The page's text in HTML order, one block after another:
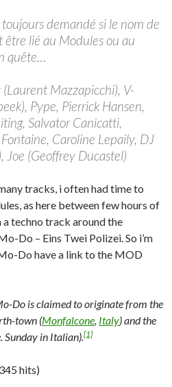
toujours demandé si le nom de
lié au Modules ou au
quête…
Mazzapicchi), V-
Pype, Pierrick Hansen,
Salvator Canicatti,
Caroline Lepaily, DJ
(Geoffrey Ducastel)
tracks, i often had time to
as here between few hours of
techno track around the
Do – Eins Twei Polizei. So i’m
Do have a link to the MOD
Do is claimed to originate from the
town (Monfalcone, Italy) and the
Sunday in Italian).[1]
hits)